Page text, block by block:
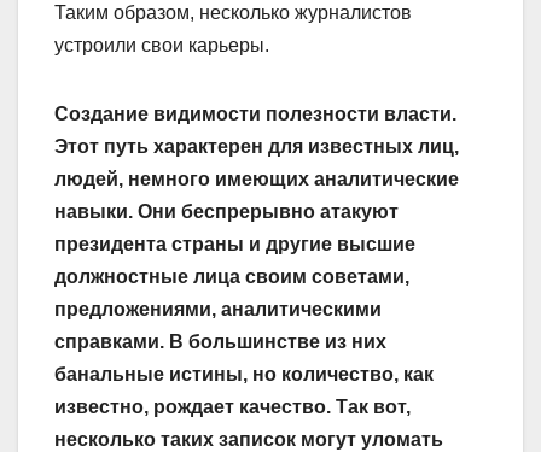
Таким образом, несколько журналистов
устроили свои карьеры.
Создание видимости полезности власти.
Этот путь характерен для известных лиц,
людей, немного имеющих аналитические
навыки. Они беспрерывно атакуют
президента страны и другие высшие
должностные лица своим советами,
предложениями, аналитическими
справками. В большинстве из них
банальные истины, но количество, как
известно, рождает качество. Так вот,
несколько таких записок могут уломать